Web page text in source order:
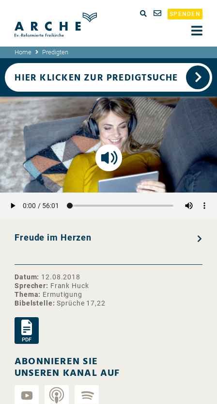
SPENDEN
Home Predigten
Freude im Herzen
Datum
12.08.2018
Sprecher
Frank Huck
Thema
Ermutigung
Bibelstelle Sprüche 17,22
PDF
ABONNIEREN SIE
UNSEREN KANAL AUF
HIER KLICKEN ZUR PREDIGTSUCHE